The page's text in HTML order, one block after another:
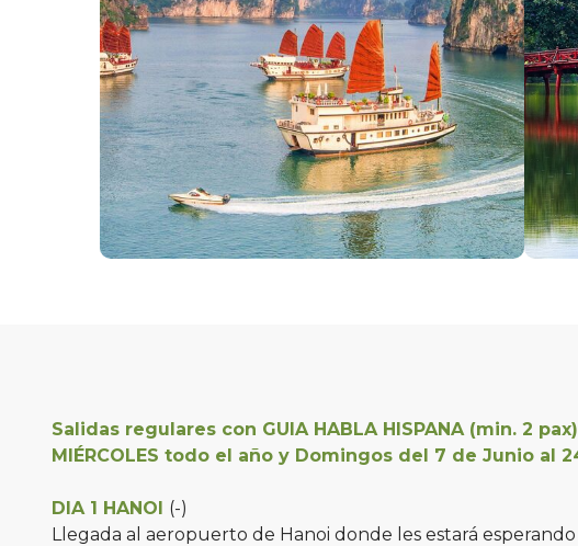
Salidas regulares con GUIA HABLA HISPANA (min. 2 pax)
MIÉRCOLES todo el año y Domingos del 7 de Junio al
DIA 1 HANOI (-)
Llegada al aeropuerto de Hanoi donde les estará